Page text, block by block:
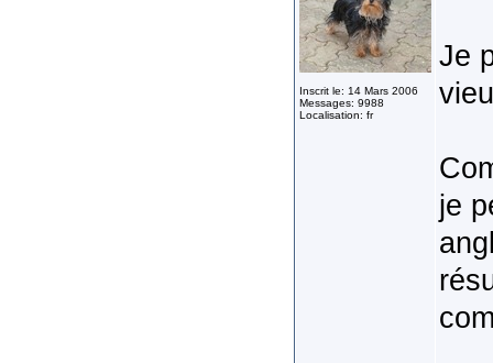
Inscrit le: 14 Mars 2006
Messages: 9988
Localisation: fr
Je
je